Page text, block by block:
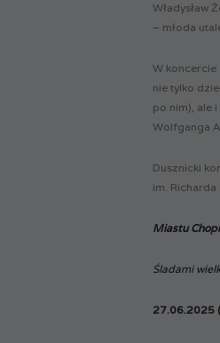
Władysław
– młoda
W koncercie
nie tylko
po nim), ale
Wolfganga
Dusznicki
im. Richarda
Miastu
Śladami
27.06.2025